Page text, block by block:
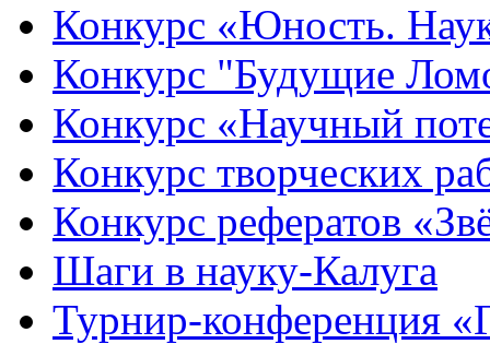
Конкурс «Юность.
Конкурс "Будущие
Конкурс «Научный
Конкурс творческих
Конкурс рефератов
Шаги в науку-Калуга
Турнир-конференция